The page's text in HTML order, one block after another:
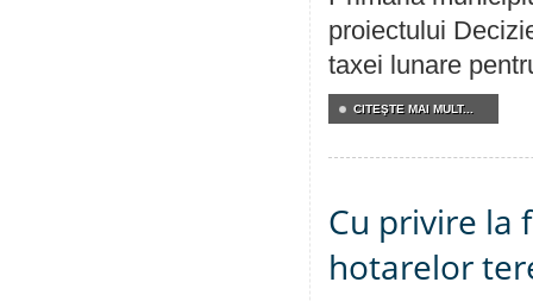
proiectului
taxei lunare
CITEŞTE MAI MULT...
Cu privire la
hotarelor